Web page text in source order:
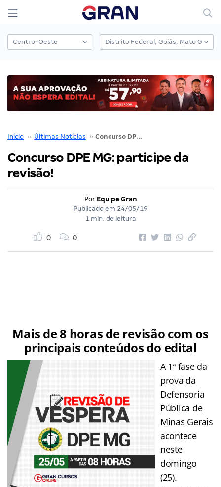
Início ›› Últimas Notícias ›› Concurso DPE MG: participe da revisão!
Concurso DPE MG: participe da
revisão!
Por Equipe Gran
Publicado em 24/05/19
1 min. de leitura
0 0
Mais de 8 horas de revisão com os
principais conteúdos do edital
A 1ª fase da
prova da
Defensoria
Pública de
Minas Gerais
acontece
neste
domingo
(25).